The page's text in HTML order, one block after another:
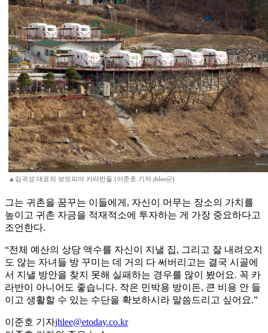
▲김귀성 대표의 보또피아 카라반들.(이준호 기자 jhlee@)
그는 귀촌을 꿈꾸는 이들에게, 자신이 머무는 장소의 가치를
높이고 귀촌 자금을 적재적소에 투자하는 게 가장 중요하다고
조언한다.
“전체 예산의 상당 액수를 자신이 지낼 집, 그리고 잘 내려오지
도 않는 자녀들 방 꾸미는 데 거의 다 써버리고는 결국 시골에
서 지낼 방안을 찾지 못해 실패하는 경우를 많이 봤어요. 꼭 카
라반이 아니어도 좋습니다. 작은 민박용 방이든, 큰 비용 안 들
이고 생활할 수 있는 수단을 확보하시라 말씀드리고 싶어요.”
이준호 기자jhlee@etoday.co.kr